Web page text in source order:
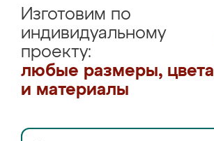
Изготовим по
индивидуальному
проекту:
любые размеры, цвета
и материалы